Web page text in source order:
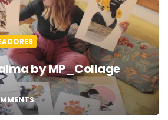
by MP_Collage